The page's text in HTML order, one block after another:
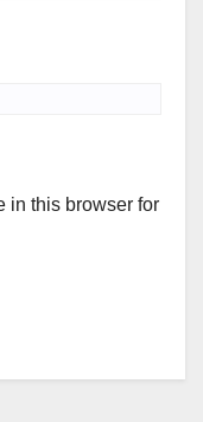
in this browser for